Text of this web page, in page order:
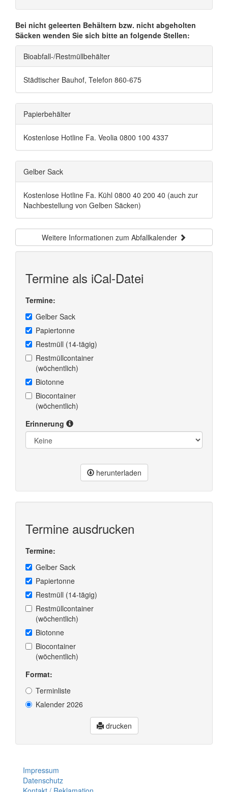
Bei nicht geleerten Behältern bzw. nicht abgeholten
Säcken wenden Sie sich bitte an folgende Stellen:
Bioabfall-/Restmüllbehälter
Städtischer Bauhof, Telefon 860-675
Papierbehälter
Kostenlose Hotline Fa. Veolia 0800 100 4337
Gelber Sack
Kostenlose Hotline Fa. Kühl 0800 40 200 40 (auch zur
Nachbestellung von Gelben Säcken)
Weitere Informationen zum Abfallkalender
Termine als iCal-Datei
Termine:
Gelber Sack
Papiertonne
Restmüll (14-tägig)
Restmüllcontainer
(wöchentlich)
Biotonne
Biocontainer
(wöchentlich)
Erinnerung
herunterladen
Termine ausdrucken
Termine:
Gelber Sack
Papiertonne
Restmüll (14-tägig)
Restmüllcontainer
(wöchentlich)
Biotonne
Biocontainer
(wöchentlich)
Format:
Terminliste
Kalender 2026
drucken
Impressum
Datenschutz